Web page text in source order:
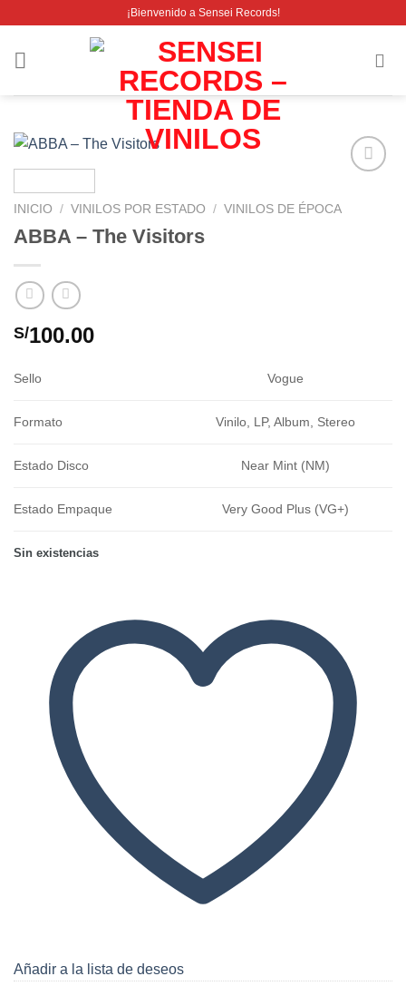
contenido
¡Bienvenido a Sensei Records!
INICIO / VINILOS POR ESTADO / VINILOS DE ÉPOCA
ABBA – The Visitors
S/100.00
Sello Vogue
Formato Vinilo, LP, Album, Stereo
Estado Disco Near Mint (NM)
Estado Empaque Very Good Plus (VG+)
Sin existencias
Añadir a la lista de deseos